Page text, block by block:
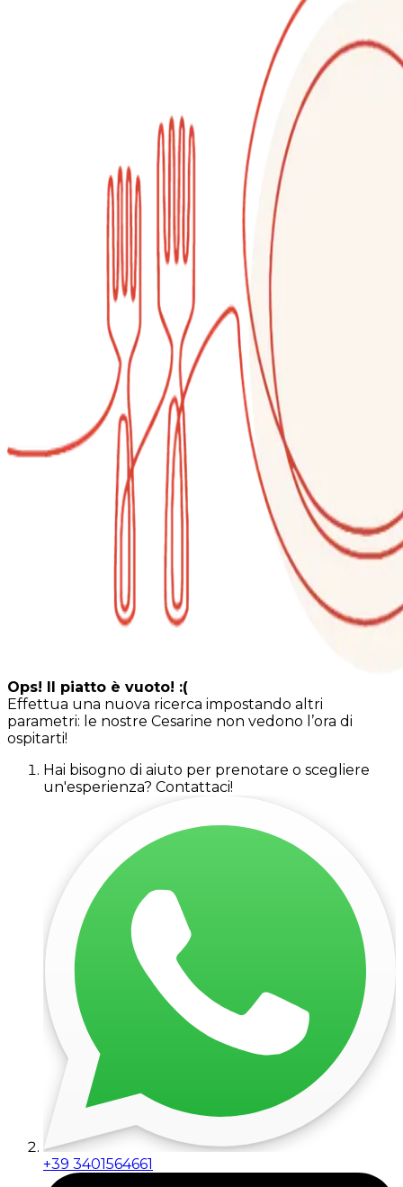
Ops! Il piatto è vuoto! :(
Effettua una nuova ricerca impostando altri
parametri: le nostre Cesarine non vedono l’ora di
ospitarti!
Hai bisogno di aiuto per prenotare o scegliere
un'esperienza? Contattaci!
+39 3401564661